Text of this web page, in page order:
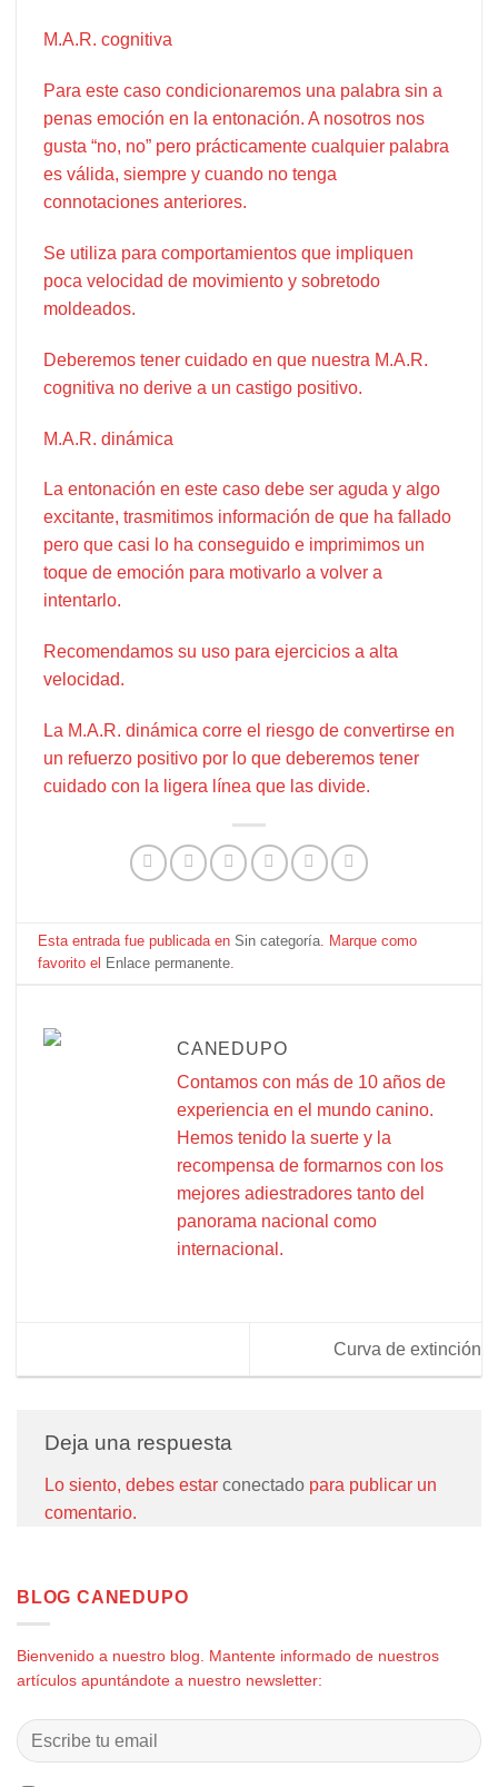
M.A.R. cognitiva
Para este caso condicionaremos una palabra sin a
penas emoción en la entonación. A nosotros nos
gusta “no, no” pero prácticamente cualquier palabra
es válida, siempre y cuando no tenga
connotaciones anteriores.
Se utiliza para comportamientos que impliquen
poca velocidad de movimiento y sobretodo
moldeados.
Deberemos tener cuidado en que nuestra M.A.R.
cognitiva no derive a un castigo positivo.
M.A.R. dinámica
La entonación en este caso debe ser aguda y algo
excitante, trasmitimos información de que ha fallado
pero que casi lo ha conseguido e imprimimos un
toque de emoción para motivarlo a volver a
intentarlo.
Recomendamos su uso para ejercicios a alta
velocidad.
La M.A.R. dinámica corre el riesgo de convertirse en
un refuerzo positivo por lo que deberemos tener
cuidado con la ligera línea que las divide.
Esta entrada fue publicada enSin categoría. Marque como
favorito el Enlace permanente.
CANEDUPO
Contamos con más de 10 años de
experiencia en el mundo canino.
Hemos tenido la suerte y la
recompensa de formarnos con los
mejores adiestradores tanto del
panorama nacional como
internacional.
Curva de extinción
Deja una respuesta
Lo siento, debes estar conectado para publicar un
comentario.
BLOG CANEDUPO
Bienvenido a nuestro blog. Mantente informado de nuestros
artículos apuntándote a nuestro newsletter: